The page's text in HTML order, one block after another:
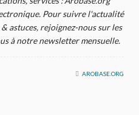
Pour suivre l'actualité
astuces, rejoignez-nous sur les
à notre newsletter mensuelle.
AROBASE.ORG